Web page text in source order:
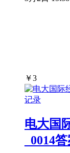
￥3
电大国
_0014